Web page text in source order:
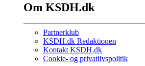
Om KSDH.dk
Partnerklub
KSDH.dk Redaktionen
Kontakt KSDH.dk
Cookie- og privatlivspolitik